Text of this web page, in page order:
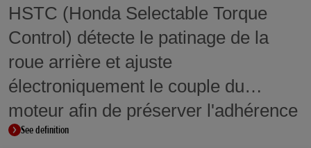
Traînée (mm)
98 mm
Empattement (mm)
1.455 mm
HSTC (Honda Selectable Torque
Control) détecte le patinage de la
roue arrière et ajuste
électroniquement le couple du
moteur afin de préserver l'adhérence
et la tenue de route. Sur certains
See definition